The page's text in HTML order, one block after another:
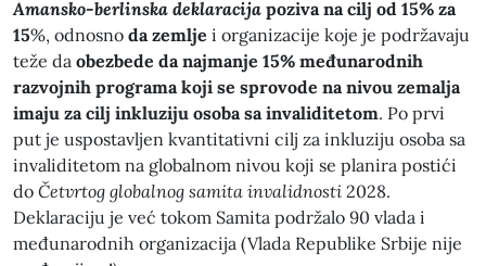
Amansko-berlinska deklaracija poziva na cilj od 15% za
15%, odnosno da zemlje i organizacije koje je podržavaju
teže da obezbede da najmanje 15% međunarodnih
razvojnih programa koji se sprovode na nivou zemalja
imaju za cilj inkluziju osoba sa invaliditetom. Po prvi
put je uspostavljen kvantitativni cilj za inkluziju osoba sa
invaliditetom na globalnom nivou koji se planira postići
do Četvrtog globalnog samita invalidnosti 2028.
Deklaraciju je već tokom Samita podržalo 90 vlada i
međunarodnih organizacija (Vlada Republike Srbije nije